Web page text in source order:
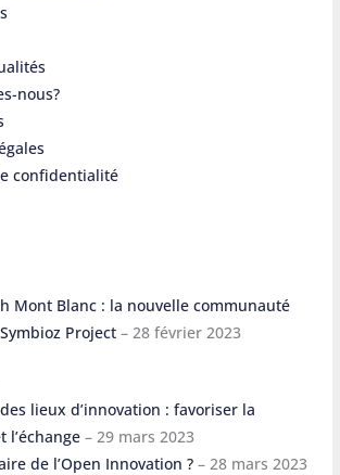
nous?
confidentialité
Mont Blanc : la nouvelle communauté
Project – 28 février 2023
lieux d’innovation : favoriser la
l’échange – 29 mars 2023
de l’Open Innovation ? – 28 mars 2023